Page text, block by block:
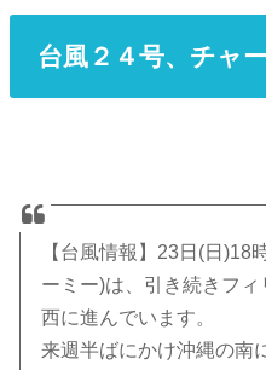
台風２４号、チャ
【台風情報】23日(日)18
ーミー)は、引き続きフ
西に進んでいます。
来週半ばにかけ沖縄の南